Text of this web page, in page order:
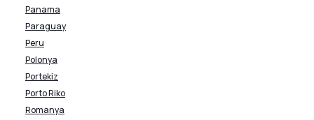
Panama
Paraguay
Peru
Polonya
Portekiz
Porto Riko
Romanya